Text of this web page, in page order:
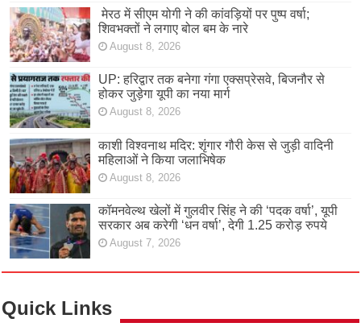
मेरठ में सीएम योगी ने की कांवड़ियों पर पुष्प वर्षा;
शिवभक्तों ने लगाए बोल बम के नारे
August 8, 2026
UP: हरिद्वार तक बनेगा गंगा एक्सप्रेसवे, बिजनौर से
होकर जुड़ेगा यूपी का नया मार्ग
August 8, 2026
काशी विश्वनाथ मदिर: शृंगार गौरी केस से जुड़ी वादिनी
महिलाओं ने किया जलाभिषेक
August 8, 2026
कॉमनवेल्थ खेलों में गुलवीर सिंह ने की ‘पदक वर्षा’, यूपी
सरकार अब करेगी ‘धन वर्षा’, देगी 1.25 करोड़ रुपये
August 7, 2026
Quick Links